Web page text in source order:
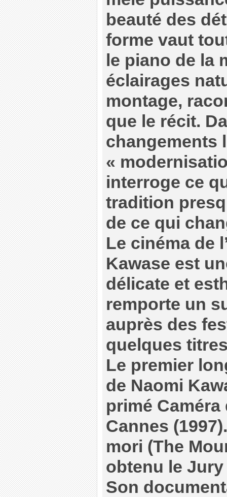
beauté des
forme vaut
le piano de la
éclairages
montage,
que le récit.
changements
«
interroge ce
tradition
de ce qui
Le cinéma de
Kawase est
délicate et
remporte un
auprès des
quelques
Le premier
de Naomi
primé Caméra
Cannes
mori (The
obtenu le
Son